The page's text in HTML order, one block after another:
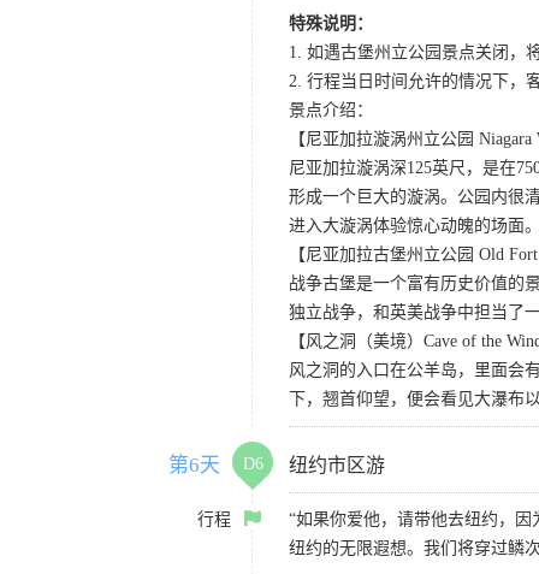
特殊说明：
1. 如遇古堡州立公园景点关闭，
2. 行程当日时间允许的情况下，
景点介绍：
【尼亚加拉漩涡州立公园
尼亚加拉漩涡深125英尺，是在
形成一个巨大的漩涡。公园内很
进入大漩涡体验惊心动魄的场面
【尼亚加拉古堡州立公园 Old
战争古堡是一个富有历史价值的
独立战争，和英美战争中担当了
【风之洞（美境）Cave of the
风之洞的入口在公羊岛，里面会
下，翘首仰望，便会看见大瀑布
第6天 D6 纽约市区游
行程
“如果你爱他，请带他去纽约，
纽约的无限遐想。我们将穿过鳞